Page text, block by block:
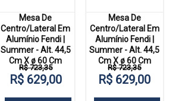
Mesa De
Centro/Lateral Em
Alumínio Fendi |
Summer - Alt. 44,5
Cm X ø 60 Cm
R$ 723,35
R$ 629,00
Mesa De
Centro/Lateral Em
Alumínio Fendi |
Summer - Alt. 44,5
Cm X ø 60 Cm
R$ 723,35
R$ 629,00